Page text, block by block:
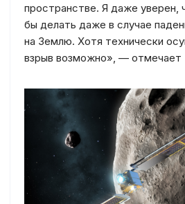
пространстве. Я даже уверен,
бы делать даже в случае
на Землю. Хотя технически
взрыв возможно», — отмечает